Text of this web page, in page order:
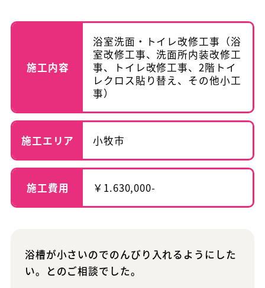
施工内容
浴室洗面・トイレ改修工事（浴
室改修工事、洗面所内装改修工
事、トイレ改修工事、2階トイ
レクロス貼り替え、その他小工
事）
施工エリア 小牧市
施工費用 ￥1.630,000-
浴槽が小さいのでのんびり入れるようにした
い。とのご相談でした。